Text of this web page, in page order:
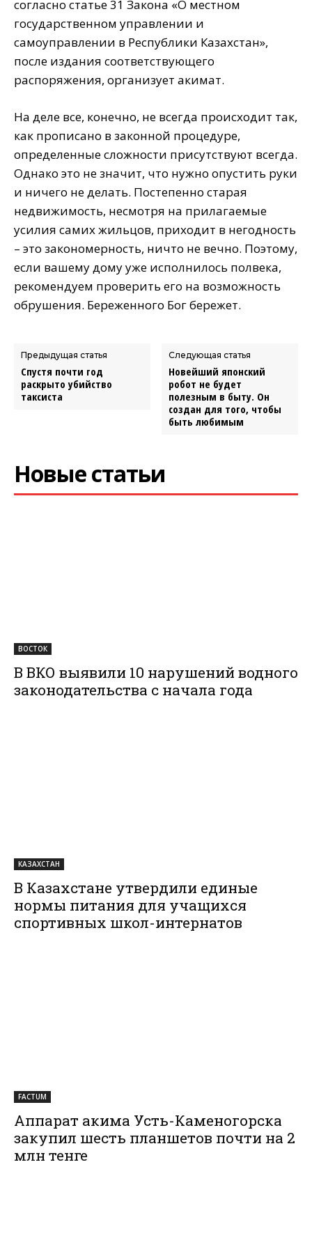
согласно статье 31 Закона «О местном
государственном управлении и
самоуправлении в Республики Казахстан»,
после издания соответствующего
распоряжения, организует акимат.
На деле все, конечно, не всегда происходит так,
как прописано в законной процедуре,
определенные сложности присутствуют всегда.
Однако это не значит, что нужно опустить руки
и ничего не делать. Постепенно старая
недвижимость, несмотря на прилагаемые
усилия самих жильцов, приходит в негодность
– это закономерность, ничто не вечно. Поэтому,
если вашему дому уже исполнилось полвека,
рекомендуем проверить его на возможность
обрушения. Береженного Бог бережет.
Предыдущая статья
Спустя почти год
раскрыто убийство
таксиста
Следующая статья
Новейший японский
робот не будет
полезным в быту. Он
создан для того, чтобы
быть любимым
Новые статьи
ВОСТОК
В ВКО выявили 10 нарушений водного
законодательства с начала года
КАЗАХСТАН
В Казахстане утвердили единые
нормы питания для учащихся
спортивных школ-интернатов
FACTUM
Аппарат акима Усть-Каменогорска
закупил шесть планшетов почти на 2
млн тенге